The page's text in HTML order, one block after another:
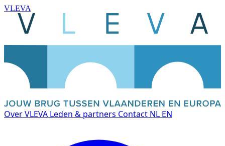
VLEVA
Over VLEVA Leden & partners Contact NL EN